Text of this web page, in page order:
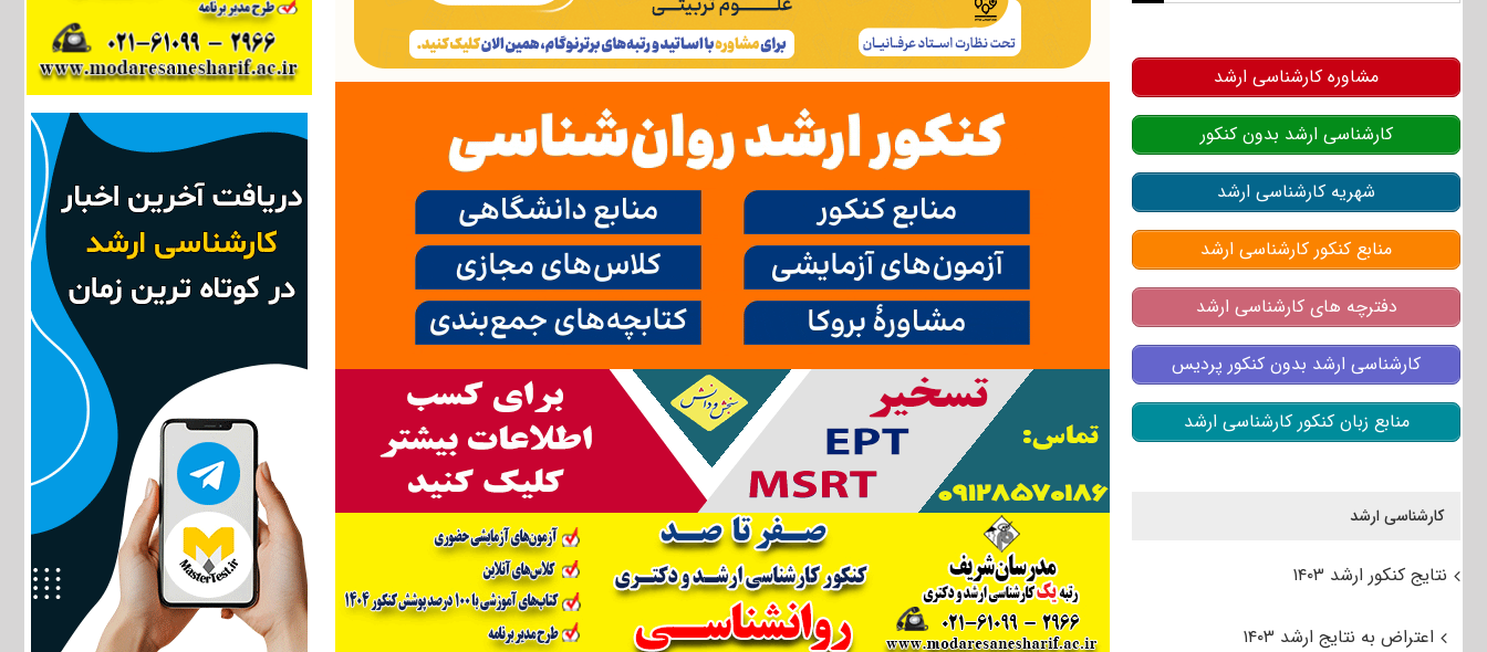
مشاوره کارشناسی ارشد
کارشناسی ارشد بدون کنکور
شهریه کارشناسی ارشد
منابع کنکور کارشناسی ارشد
دفترچه های کارشناسی ارشد
کارشناسی ارشد بدون کنکور پردیس
منابع زبان کنکور کارشناسی ارشد
کارشناسی ارشد
نتایج کنکور ارشد ۱۴۰۳
اعتراض به نتایج ارشد ۱۴۰۳